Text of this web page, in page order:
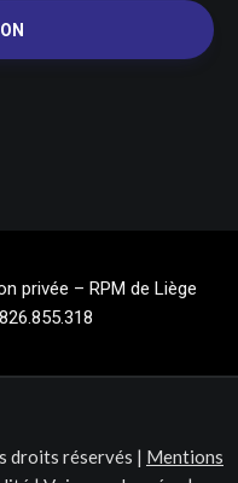
privée – RPM de Liège
droits réservés | Mentions